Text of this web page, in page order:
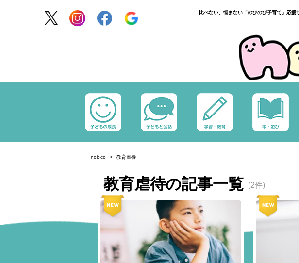
比べない、悩まない「のびのび子育て」応
nobico 教育虐待
教育虐待の記事一覧 (2件)